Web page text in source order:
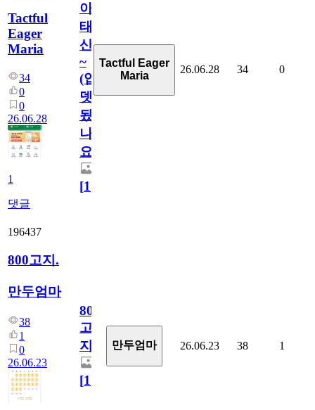
Tactful
Eager
Maria
34
0
0
26.06.28
1
댓글
아
태
산
~
(업
뎃
됬
나
요)
[1]
Tactful Eager
Maria
26.06.28 34 0
196437
800고지.
만두엄마
38
1
0
26.06.23
800
고
지.
[1]
만두엄마 26.06.23 38 1